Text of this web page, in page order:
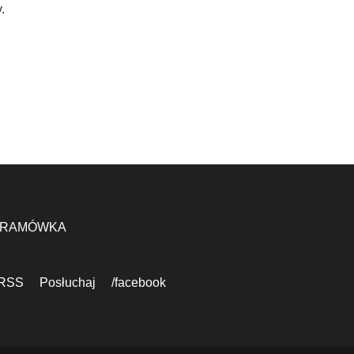
RAMÓWKA
Posłuchaj /facebook